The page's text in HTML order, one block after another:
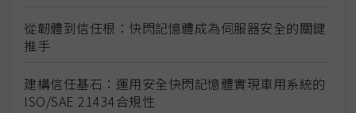
從韌體到信任根：快閃記憶體成為伺服器安全的關鍵
推手
建構信任基石：運用安全快閃記憶體實現車用系統的
ISO/SAE 21434合規性